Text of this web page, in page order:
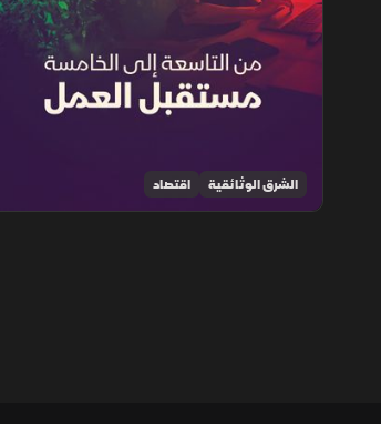
الشرق الوثائقية اقتصاد